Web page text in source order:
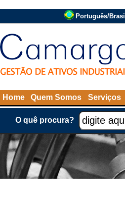
Português/Brasil
Home Quem Somos Serviços
O quê procura?